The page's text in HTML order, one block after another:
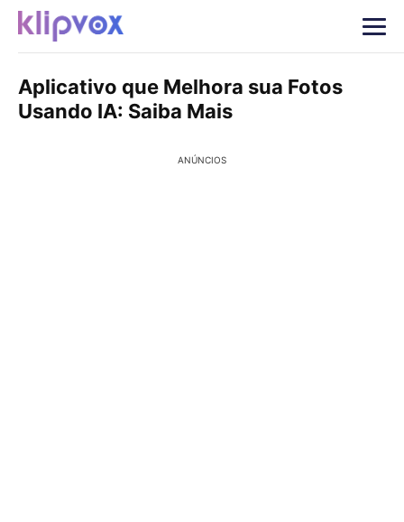
Aplicativo que Melhora sua Fotos
Usando IA: Saiba Mais
ANÚNCIOS